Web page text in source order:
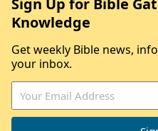
Sign Up for Bible
Knowledge
Get weekly Bible news,
your inbox.